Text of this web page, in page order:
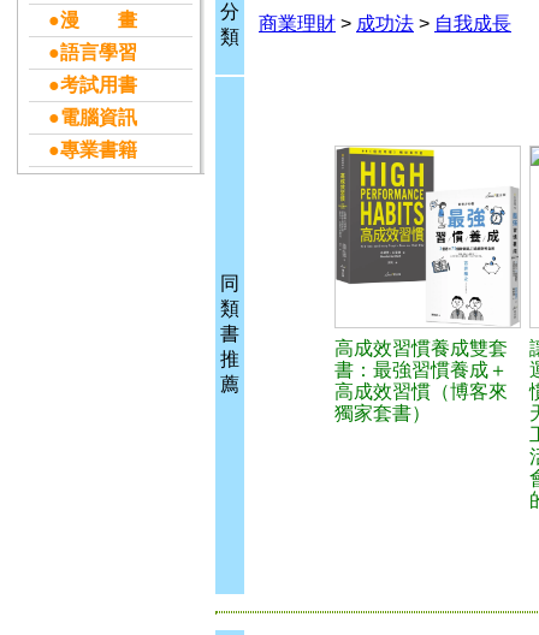
●漫 畫
●語言學習
●考試用書
●電腦資訊
●專業書籍
分
類
商業理財 > 成功法 > 自我成長
同
類
書
推
薦
高成效習慣養成雙套
書：最強習慣養成＋
高成效習慣（博客來
獨家套書）